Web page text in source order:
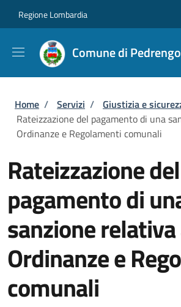
Regione Lombardia
Comune di Pedrengo
Briciole di pane
Home / Servizi / Giustizia e
Rateizzazione del pagamento di una
Ordinanze e Regolamenti comunali
Rateizzazione del
pagamento di
sanzione relativa
Ordinanze e
comunali